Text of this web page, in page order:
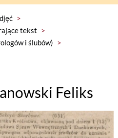
>
tekst >
i ślubów) >
Feliks